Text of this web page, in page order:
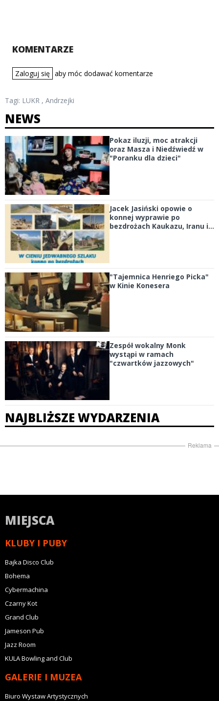
KOMENTARZE
Zaloguj się aby móc dodawać komentarze
Tagi: LUKR , Andrzejki
NEWS
Pokaz iluzji, moc atrakcji
oraz Masza i Niedźwiedź w
"Poranku dla dzieci"
Jacek Jasiński opowie o
konnej wyprawie po
bezdrożach Kaukazu, Iranu i...
"Tajemnica Henriego Picka"
w Kinie Konesera
Zespół wokalny Monk
wystąpi w ramach
"czwartków jazzowych"
NAJBLIŻSZE WYDARZENIA
Reklama
MIEJSCA
KLUBY I PUBY
Bajka Disco Club
Bohema
Cybermachina
Czarny Kot
Grand Club
Jameson Pub
Jazz Room
KULA Bowling and Club
GALERIE I MUZEA
Biuro Wystaw Artystycznych